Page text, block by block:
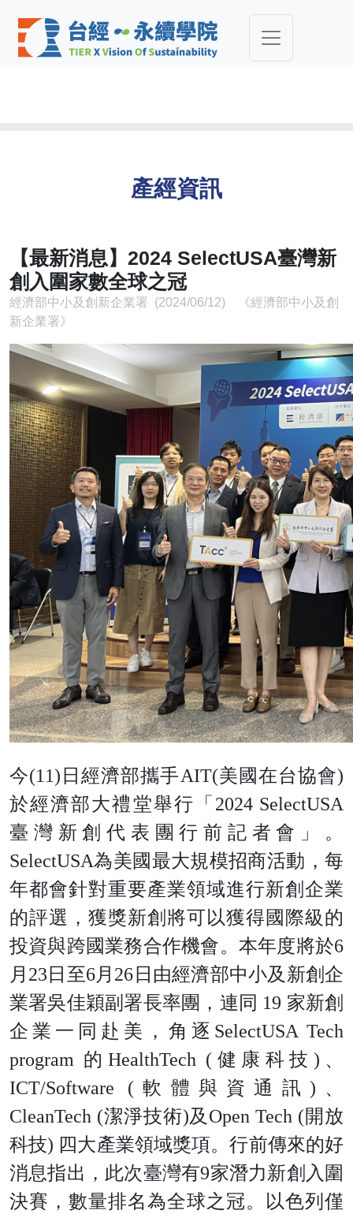
產經資訊
【最新消息】2024 SelectUSA臺灣新
創入圍家數全球之冠
經濟部中小及創新企業署 (2024/06/12) 《經濟部中小及創
新企業署》
今(11)日經濟部攜手AIT(美國在台協會)
於經濟部大禮堂舉行「2024 SelectUSA
臺灣新創代表團行前記者會」。
SelectUSA為美國最大規模招商活動，每
年都會針對重要產業領域進行新創企業
的評選，獲獎新創將可以獲得國際級的
投資與跨國業務合作機會。本年度將於6
月23日至6月26日由經濟部中小及新創企
業署吳佳穎副署長率團，連同 19 家新創
企業一同赴美，角逐SelectUSA Tech
program 的HealthTech (健康科技)、
ICT/Software (軟體與資通訊)、
CleanTech (潔淨技術)及Open Tech (開放
科技) 四大產業領域獎項。行前傳來的好
消息指出，此次臺灣有9家潛力新創入圍
決賽，數量排名為全球之冠。以色列僅